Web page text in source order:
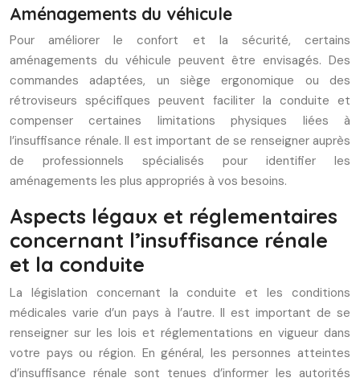
Aménagements du véhicule
Pour améliorer le confort et la sécurité, certains
aménagements du véhicule peuvent être envisagés. Des
commandes adaptées, un siège ergonomique ou des
rétroviseurs spécifiques peuvent faciliter la conduite et
compenser certaines limitations physiques liées à
l’insuffisance rénale. Il est important de se renseigner auprès
de professionnels spécialisés pour identifier les
aménagements les plus appropriés à vos besoins.
Aspects légaux et réglementaires
concernant l’insuffisance rénale
et la conduite
La législation concernant la conduite et les conditions
médicales varie d’un pays à l’autre. Il est important de se
renseigner sur les lois et réglementations en vigueur dans
votre pays ou région. En général, les personnes atteintes
d’insuffisance rénale sont tenues d’informer les autorités